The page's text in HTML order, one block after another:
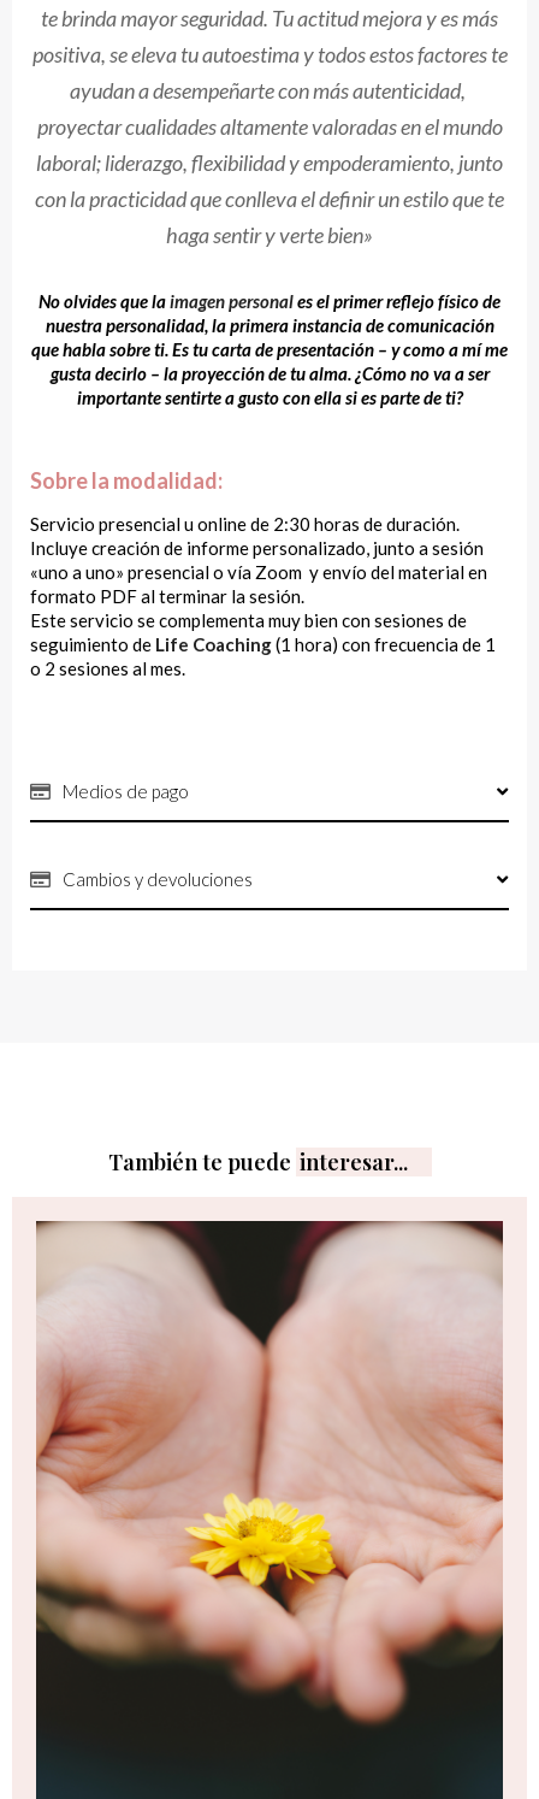
te brinda mayor seguridad. Tu actitud mejora y es más
positiva, se eleva tu autoestima y todos estos factores te
ayudan a desempeñarte con más autenticidad,
proyectar cualidades altamente valoradas en el mundo
laboral; liderazgo, flexibilidad y empoderamiento, junto
con la practicidad que conlleva el definir un estilo que te
haga sentir y verte bien»
No olvides que laimagen personales el primer reflejo físico de
nuestra personalidad, la primera instancia de comunicación
que habla sobre ti. Es tu carta de presentación – y como a mí me
gusta decirlo – la proyección de tu alma.¿Cómo no va a ser
importante sentirte a gusto con ella si es parte de ti?
Sobre la modalidad:
Servicio presencial u online de 2:30 horas de duración.
Incluye creación de informe personalizado, junto a sesión
«uno a uno» presencial o vía Zoom y envío del material en
formato PDF al terminar la sesión.
Este servicio se complementa muy bien con sesiones de
seguimiento de Life Coaching(1 hora) con frecuencia de 1
o 2 sesiones al mes.
Medios de pago
Cambios y devoluciones
También te puede interesar...